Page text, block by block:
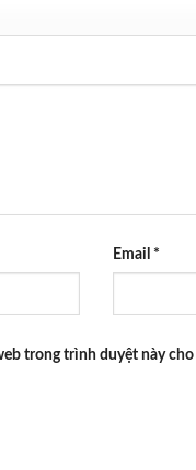
Email *
trong trình duyệt này